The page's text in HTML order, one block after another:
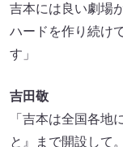
吉本には良い劇場
ハードを作り続け
す」
吉田敬
「吉本は全国各地
と』まで開設して